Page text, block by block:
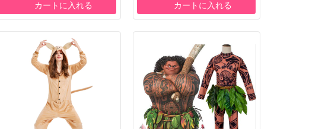
カートに入れる カートに入れる